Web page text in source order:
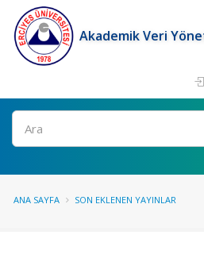
Akademik Veri
Ara
ANA SAYFA SON EKLENEN YAYINLAR